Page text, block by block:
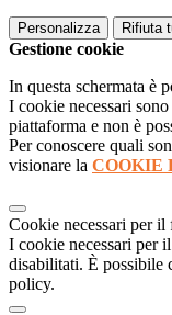
Personalizza Rifiuta
Gestione cookie
In questa schermata è
I cookie necessari
piattaforma e non è
Per conoscere quali
visionare la COOKIE
Cookie necessari per il
I cookie necessari per
disabilitati. È possibile
policy.